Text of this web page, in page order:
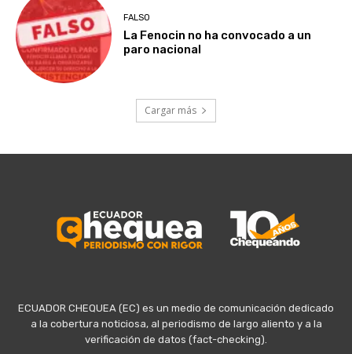
FALSO
La Fenocin no ha convocado a un
paro nacional
Cargar más
ECUADOR CHEQUEA (EC) es un medio de comunicación dedicado
a la cobertura noticiosa, al periodismo de largo aliento y a la
verificación de datos (fact-checking).